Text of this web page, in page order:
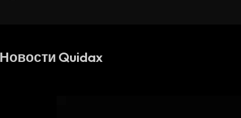
Новости Quidax